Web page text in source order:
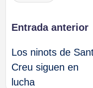
de
Entrada anterior
Los ninots de
Creu siguen en
lucha